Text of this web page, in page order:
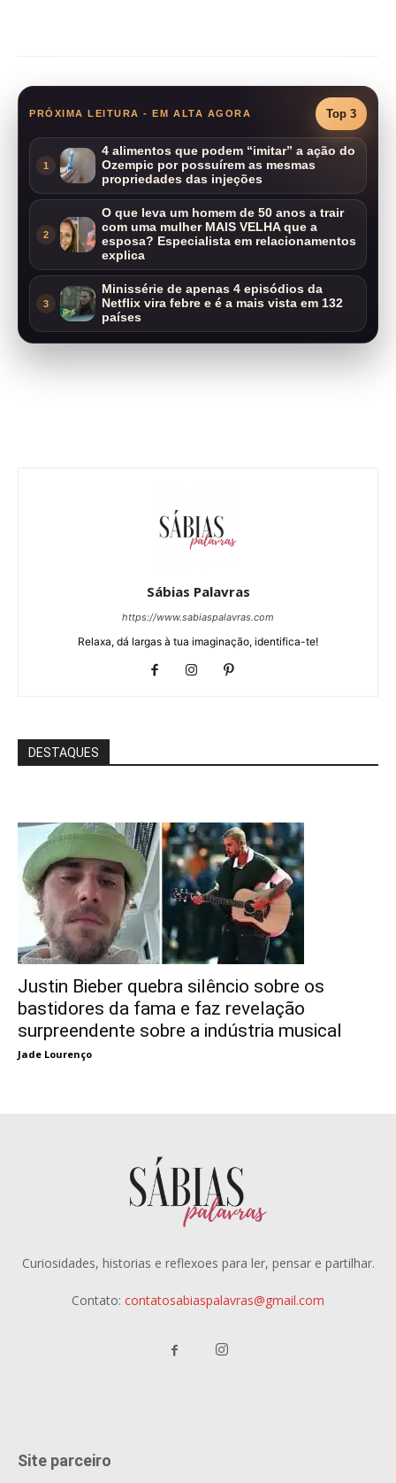
PRÓXIMA LEITURA - EM ALTA AGORA Top 3
1
4 alimentos que podem “imitar” a ação do
Ozempic por possuírem as mesmas
propriedades das injeções
2
O que leva um homem de 50 anos a trair
com uma mulher MAIS VELHA que a
esposa? Especialista em relacionamentos
explica
3
Minissérie de apenas 4 episódios da
Netflix vira febre e é a mais vista em 132
países
Sábias Palavras
https://www.sabiaspalavras.com
Relaxa, dá largas à tua imaginação, identifica-te!
DESTAQUES
Justin Bieber quebra silêncio sobre os
bastidores da fama e faz revelação
surpreendente sobre a indústria musical
Jade Lourenço
Curiosidades, historias e reflexoes para ler, pensar e partilhar.
Contato: contatosabiaspalavras@gmail.com
Site parceiro